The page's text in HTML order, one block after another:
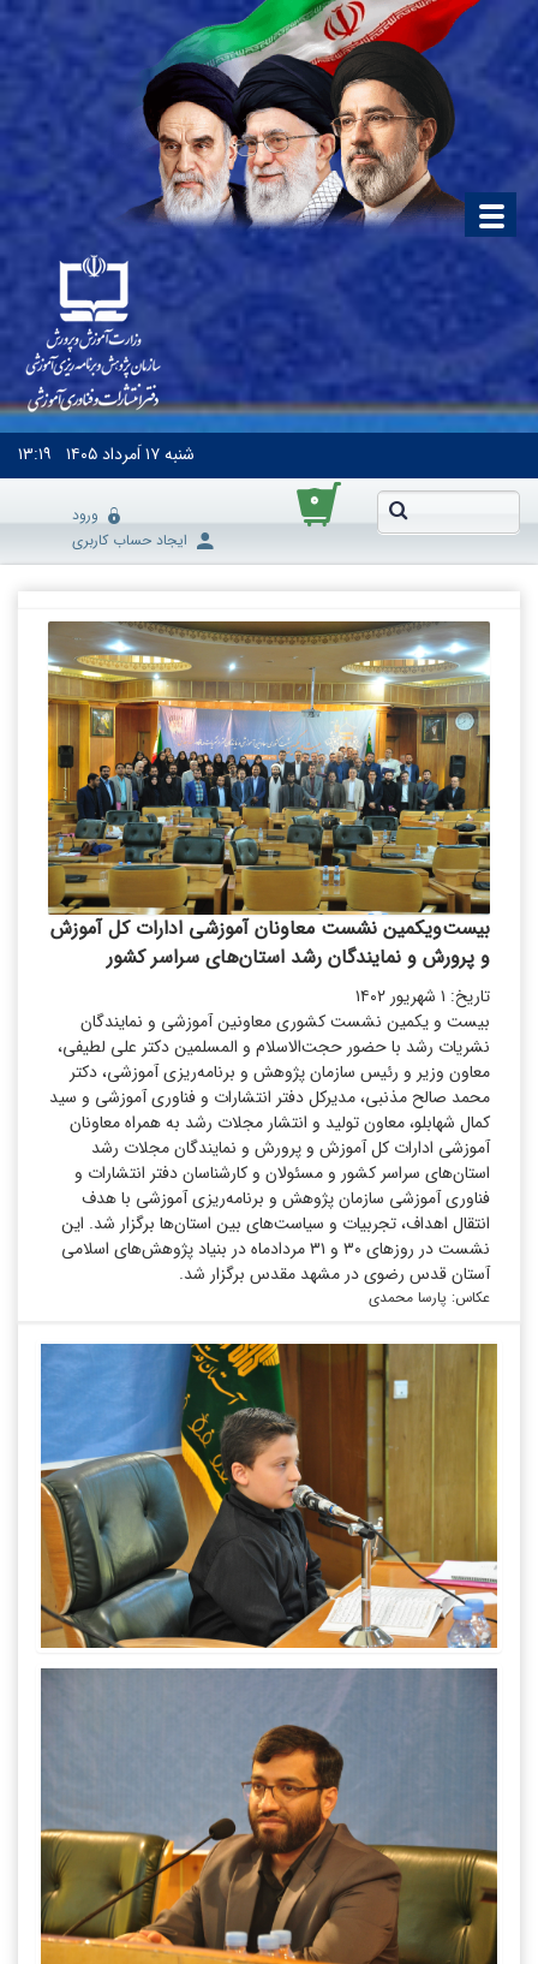
شنبه۱۷ اَمرداد ۱۴۰۵ ۱۳:۱۹
۰
ورود
ایجاد حساب کاربری
بیست‌و‌یکمین نشست معاونان آموزشی ادارات کل آموزش
و پرورش و نمایندگان رشد استان‌های سراسر کشور
تاریخ: ۱ شهریور ۱۴۰۲
بیست و یکمین نشست کشوری معاونین آموزشی و نمایندگان
نشریات رشد با حضور حجت‌الاسلام و المسلمین دکتر علی لطیفی،
معاون وزیر و رئیس سازمان پژوهش و برنامه‌ریزی آموزشی، دکتر
محمد صالح مذنبی، مدیرکل دفتر انتشارات و فناوری آموزشی و سید
کمال شهابلو، معاون تولید و انتشار مجلات رشد به همراه معاونان
آموزشی ادارات کل آموزش و پرورش و نمایندگان مجلات رشد
استان‌های سراسر کشور و مسئولان و کارشناسان دفتر انتشارات و
فناوری آموزشی سازمان پژوهش و برنامه‌ریزی آموزشی با هدف
انتقال اهداف، تجربیات و سیاست‌های بین استان‌ها برگزار شد. این
نشست در روزهای ۳۰ و ۳۱ مردادماه در بنیاد پژوهش‌های اسلامی
آستان قدس رضوی در مشهد مقدس برگزار شد.
عکاس: پارسا محمدی